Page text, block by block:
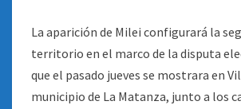
La aparición de Milei configurará la
territorio en el marco de la disputa
que el pasado jueves se mostrara en
municipio de La Matanza, junto a los